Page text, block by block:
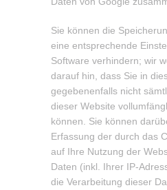
Sie können die
eine entsprechende
Software verhindern; wir
darauf hin, dass Sie in
gegebenenfalls nicht
dieser Website
können. Sie können
Erfassung der durch das
auf Ihre Nutzung der
Daten (inkl. Ihrer IP-
die Verarbeitung dieser